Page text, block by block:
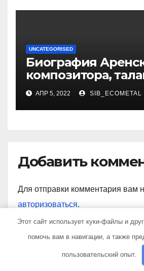
UNCATEGORISED
Биография
композитора,
музыканта и
АПР 5, 2022 SIB_ECOMETAL
Добавить
Для отправки комментария вам
авторизоваться.
Этот сайт использует куки-файлы и
помочь вам в навигации, а также
пользовательский опыт.